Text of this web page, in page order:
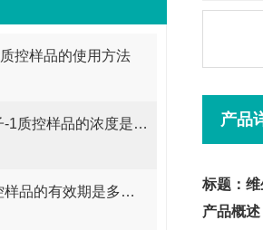
控样品的使用方法
胰岛素生长因子-1质控样品的浓度是多少呢？
纤维蛋白原质控样品的有效期是多久呢？
产品
标题：
产品概述